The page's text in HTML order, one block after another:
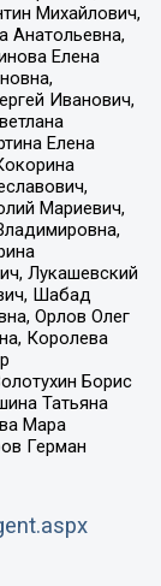
Михайлович,
Анатольевна,
Елена
Иванович,
Елена
Мариевич,
Лукашевский
Шабад
Орлов Олег
Королева
Борис
Татьяна
Мара
Герман